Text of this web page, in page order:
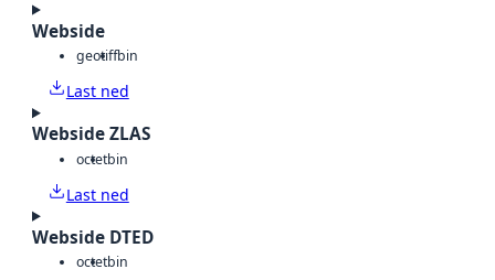
Webside
geotiffbin
Last ned
Webside ZLAS
octetbin
Last ned
Webside DTED
octetbin